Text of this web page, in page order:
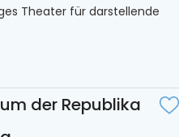
Theater für darstellende
der Republika